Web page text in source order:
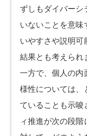
ずしもダイバーシ
いないことを意味
いやすさや説明可
結果とも考えられ
一方で、個人の内
様性については、
ていることも示唆
ィ推進が次の段